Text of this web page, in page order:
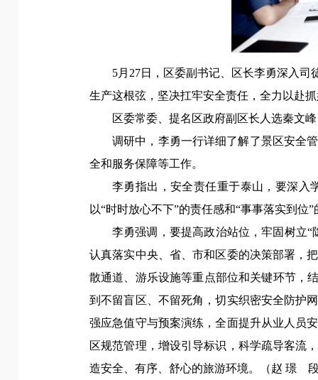
5月27日， 区委副书记、区长李勇深入司
生产这根弦，坚决扛牢安全责任，全力以赴
区委常委、提名区政府副区长人选秦文
调研中，李勇一行详细了解了景区安全
全和服务保障等工作。
李勇指出，安全责任重于泰山，要深入
以“时时放心不下”的责任感和“事事落实到
李勇强调， 要提高政治站位，牢固树立
认真落实中央、省、市和区委的决策部署，
散通道、游乐设施等重点部位和关键环节，
到不留盲区、不留死角，切实织密安全防护
强应急值守与预案演练，全面提升从业人员
区规范管理，增设引导标识，科学疏导客流
造安全、有序、舒心的旅游环境。（赵 璟